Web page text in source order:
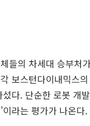
들의 차세대 승부처
보스턴다이내믹스
다. 단순한 로봇 개
이라는 평가가 나온다.